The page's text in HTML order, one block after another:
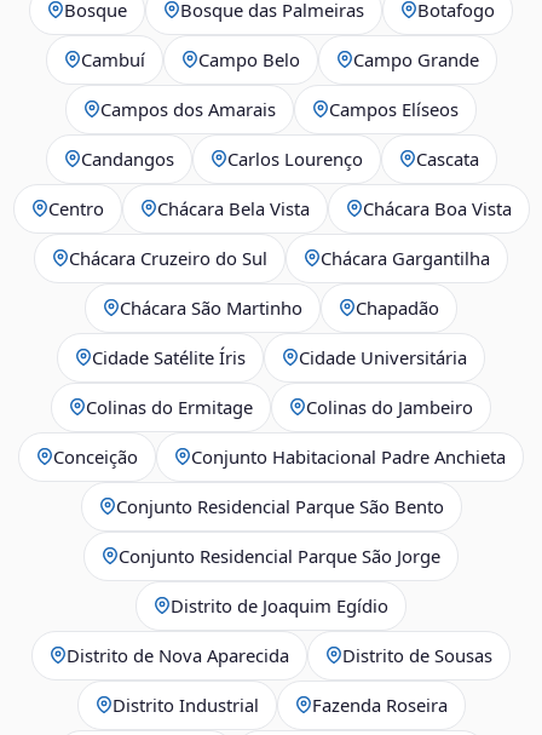
Bosque Bosque das Palmeiras Botafogo
Cambuí Campo Belo Campo Grande
Campos dos Amarais Campos Elíseos
Candangos Carlos Lourenço Cascata
Centro Chácara Bela Vista Chácara Boa Vista
Chácara Cruzeiro do Sul Chácara Gargantilha
Chácara São Martinho Chapadão
Cidade Satélite Íris Cidade Universitária
Colinas do Ermitage Colinas do Jambeiro
Conceição Conjunto Habitacional Padre Anchieta
Conjunto Residencial Parque São Bento
Conjunto Residencial Parque São Jorge
Distrito de Joaquim Egídio
Distrito de Nova Aparecida Distrito de Sousas
Distrito Industrial Fazenda Roseira